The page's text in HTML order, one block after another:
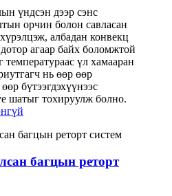
үндсэн дээр сэнс
орчин болон савласан
албадан конвекц
агаар байх боломжтой
үл хамааран
нь өөр өөр
бүтээгдэхүүнээс
шатыг тохируулж болно.
багцын реторт